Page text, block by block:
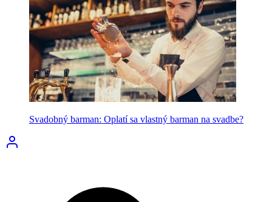
Svadobný barman: Oplatí sa vlastný barman na svadbe?